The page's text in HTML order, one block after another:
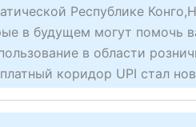
Республике
в будущем могут помочь
в области
коридор UPI стал